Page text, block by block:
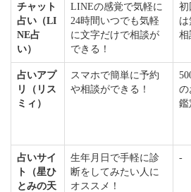
チャット
占い（LI
NE占
い）
LINEの感覚で気軽に
24時間いつでも気軽
に文字だけで相談が
できる！
初
相
占いアプ
リ（リス
ミィ）
スマホで簡単に予約
や相談ができる！
の
鑑
占いサイ
ト（星ひ
とみの天
生年月日で手軽に診
断をしてみたい人に
オススメ！
-